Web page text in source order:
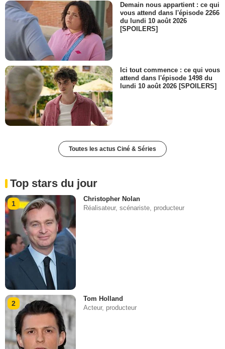
Demain nous appartient : ce qui
vous attend dans l'épisode 2266
du lundi 10 août 2026
[SPOILERS]
Ici tout commence : ce qui vous
attend dans l'épisode 1498 du
lundi 10 août 2026 [SPOILERS]
Toutes les actus Ciné & Séries
Top stars du jour
1
Christopher Nolan
Réalisateur, scénariste, producteur
2
Tom Holland
Acteur, producteur